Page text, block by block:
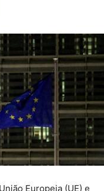
Europeia (UE) e